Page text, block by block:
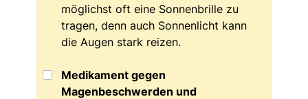
möglichst oft eine Sonnenbrille zu
tragen, denn auch Sonnenlicht kann
die Augen stark reizen.
Medikament gegen
Magenbeschwerden und